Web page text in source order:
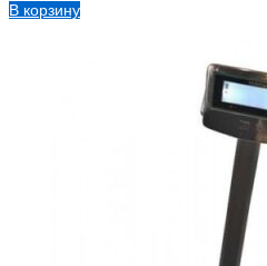
В корзину